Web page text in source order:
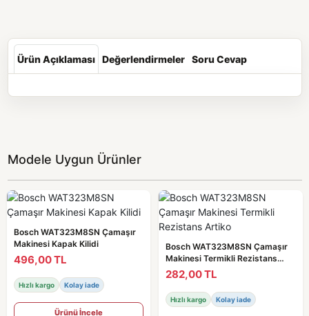
Ürün Açıklaması Değerlendirmeler Soru Cevap
Modele Uygun Ürünler
Bosch WAT323M8SN Çamaşır
Makinesi Kapak Kilidi
496,00 TL
Hızlı kargo Kolay iade
Ürünü İncele
Bosch WAT323M8SN Çamaşır
Makinesi Termikli Rezistans
Artiko
282,00 TL
Hızlı kargo Kolay iade